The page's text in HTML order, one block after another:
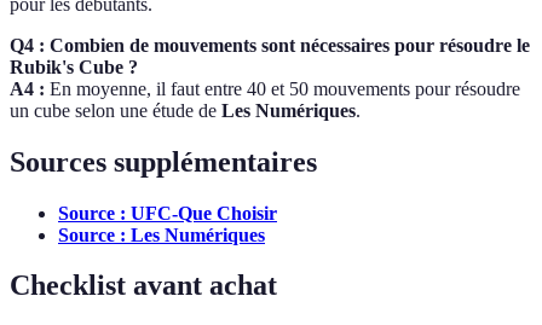
Q4 : Combien de mouvements sont nécessaires pour résoudre le
Rubik's Cube ?
A4 : En moyenne, il faut entre 40 et 50 mouvements pour résoudre
un cube selon une étude de Les Numériques.
Sources supplémentaires
Source : UFC-Que Choisir
Source : Les Numériques
Checklist avant achat